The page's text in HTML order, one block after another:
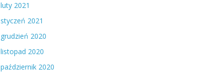
luty 2021
styczeń 2021
grudzień 2020
listopad 2020
październik 2020